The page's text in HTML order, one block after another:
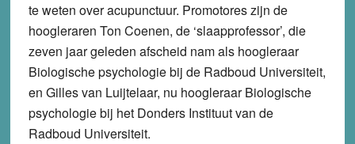
te weten over acupunctuur. Promotores zijn de
hoogleraren Ton Coenen, de ‘slaapprofessor’, die
zeven jaar geleden afscheid nam als hoogleraar
Biologische psychologie bij de Radboud Universiteit,
en Gilles van Luijtelaar, nu hoogleraar Biologische
psychologie bij het Donders Instituut van de
Radboud Universiteit.